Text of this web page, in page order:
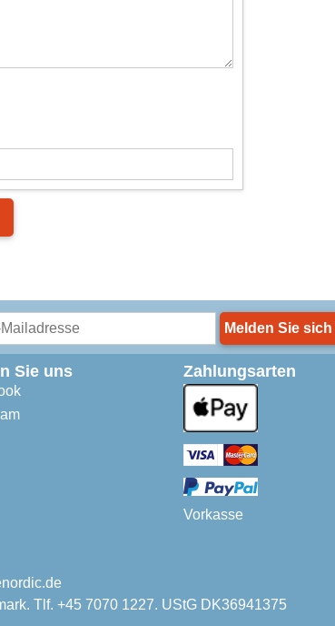
Melden Sie sich
Sie uns Zahlungsarten
Vorkasse
Tlf. +45 7070 1227. UStG DK36941375